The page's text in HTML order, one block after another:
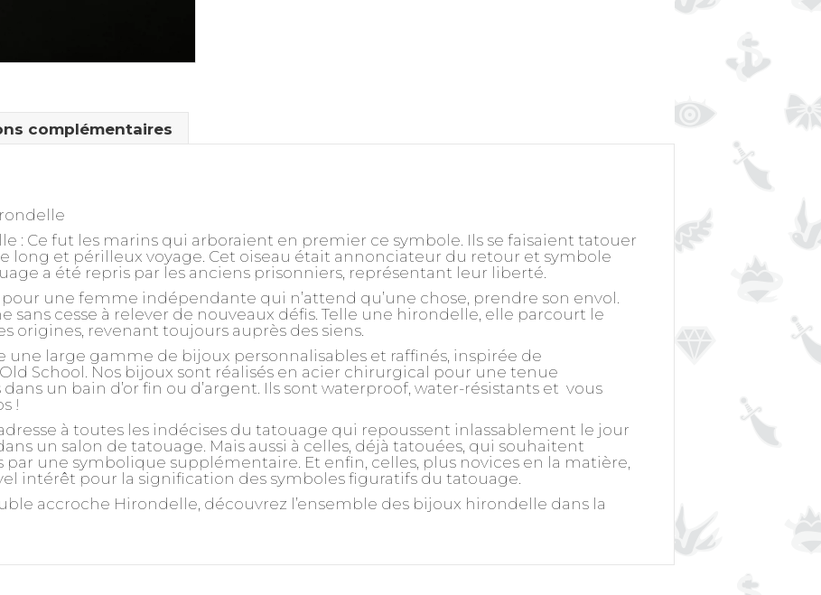
complémentaires
: Ce fut les marins qui arboraient en premier ce symbole. Ils se faisaient tatouer
long et périlleux voyage. Cet oiseau était annonciateur du retour et symbole
a été repris par les anciens prisonniers, représentant leur liberté.
une femme indépendante qui n’attend qu’une chose, prendre son envol.
sans cesse à relever de nouveaux défis. Telle une hirondelle, elle parcourt le
origines, revenant toujours auprès des siens.
une large gamme de bijoux personnalisables et raffinés, inspirée de
School. Nos bijoux sont réalisés en acier chirurgical pour une tenue
un bain d’or fin ou d’argent. Ils sont waterproof, water-résistants et vous
!
à toutes les indécises du tatouage qui repoussent inlassablement le jour
un salon de tatouage. Mais aussi à celles, déjà tatouées, qui souhaitent
une symbolique supplémentaire. Et enfin, celles, plus novices en la matière,
intérêt pour la signification des symboles figuratifs du tatouage.
accroche Hirondelle, découvrez l’ensemble des bijoux hirondelle dans la